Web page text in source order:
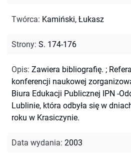
Twórca: Kamiński, Łukasz
Strony: S. 174-176
Opis: Zawiera bibliografię. ;
konferencji naukowej
Biura Edukacji Publicznej IPN -
Lublinie, która odbyła się w
roku w Krasiczynie.
Data wydania: 2003